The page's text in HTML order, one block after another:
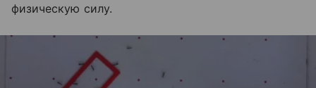
физическую силу.